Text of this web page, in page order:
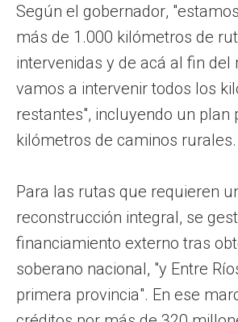
Según el gobernador,
más de 1.000 kilómetros de
intervenidas y de acá al fin del
vamos a intervenir todos los
restantes", incluyendo un plan
kilómetros de caminos rurales.
Para las rutas que requieren
reconstrucción integral, se
financiamiento externo tras
soberano nacional, "y Entre
primera provincia". En ese